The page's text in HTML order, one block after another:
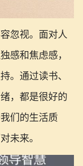
忽视。面对人
感和焦虑感，
。通过读书、
，都是很好的
们的生活质
未来。